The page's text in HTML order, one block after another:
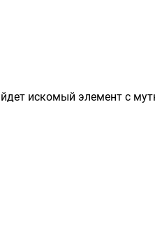
искомый элемент с